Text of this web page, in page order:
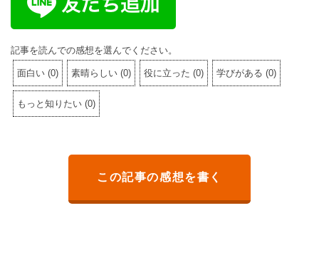
記事を読んでの感想を選んでください。
面白い (0) 素晴らしい (0) 役に立った (0) 学びがある (0)
もっと知りたい (0)
この記事の感想を書く